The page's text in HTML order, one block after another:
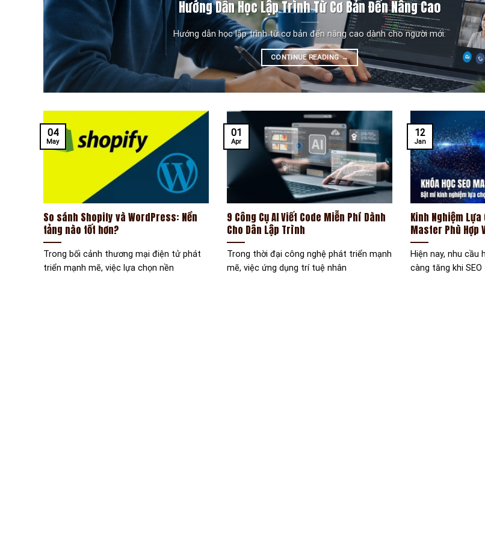
Hướng Dẫn Học Lập Trình Từ Cơ Bản Đến Nâng Cao
Hướng dẫn học lập trình từ cơ bản đến nâng cao dành cho người mới:
CONTINUE READING→
So sánh Shopify và WordPress​: Nền
tảng nào tốt hơn?
Trong bối cảnh thương mại điện tử phát
triển mạnh mẽ, việc lựa chọn nền
04
May
9 Công Cụ AI Viết Code Miễn Phí Dành
Cho Dân Lập Trình
Trong thời đại công nghệ phát triển mạnh
mẽ, việc ứng dụng trí tuệ nhân
01
Apr
Kinh Nghiệm Lựa
Master Phù Hợp
Hiện nay, nhu cầu
càng tăng khi
12
Jan